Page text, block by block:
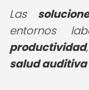
Las
entornos
productividad
salud auditiva